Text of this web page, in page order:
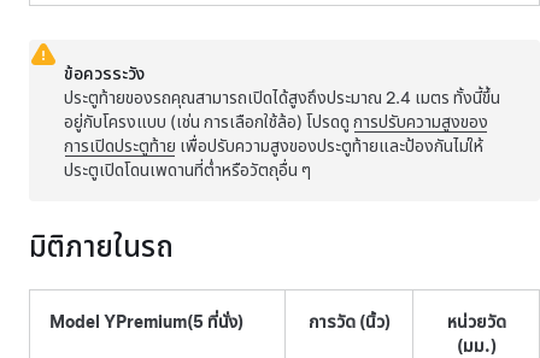
ข้อควรระวัง
ประตูท้ายของรถคุณสามารถเปิดได้สูงถึงประมาณ2.4 เมตร ทั้งนี้ขึ้น
อยู่กับโครงแบบ (เช่น การเลือกใช้ล้อ) โปรดดูการปรับความสูงของ
การเปิดประตูท้าย เพื่อปรับความสูงของประตูท้ายและป้องกันไม่ให้
ประตูเปิดโดนเพดานที่ต่ำหรือวัตถุอื่น ๆ
มิติภายในรถ
Model YPremium(5 ที่นั่ง) การวัด (นิ้ว)
หน่วยวัด
(มม.)